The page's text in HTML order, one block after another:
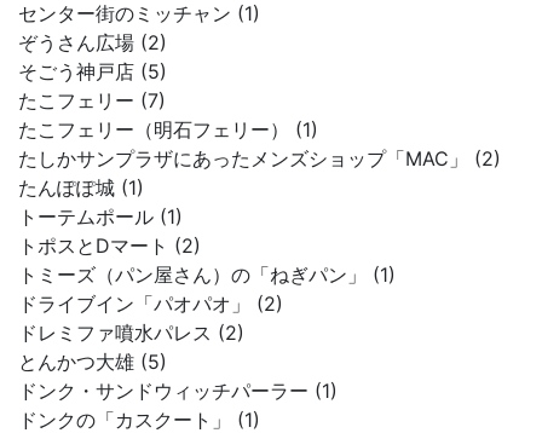
センター街のミッチャン (1)
ぞうさん広場 (2)
そごう神戸店 (5)
たこフェリー (7)
たこフェリー（明石フェリー） (1)
たしかサンプラザにあったメンズショップ「MAC」 (2)
たんぽぽ城 (1)
トーテムポール (1)
トポスとDマート (2)
トミーズ（パン屋さん）の「ねぎパン」 (1)
ドライブイン「パオパオ」 (2)
ドレミファ噴水パレス (2)
とんかつ大雄 (5)
ドンク・サンドウィッチパーラー (1)
ドンクの「カスクート」 (1)